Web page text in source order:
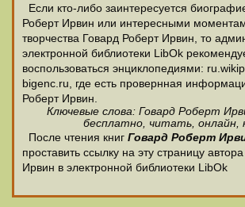
Если кто-либо заинтересуется
Роберт Ирвин или интересными
творчества Говард Роберт Ирвин, то
электронной библиотеки LibOk
воспользоваться энциклопедиями:
bigenc.ru, где есть провернная
Роберт Ирвин.
Ключевые слова: Говард Роберт
бесплатно, читать, онлайн,
После чтения книг Говард Роберт
проставить ссылку на эту страницу
Ирвин в электронной библиотеки LibOk